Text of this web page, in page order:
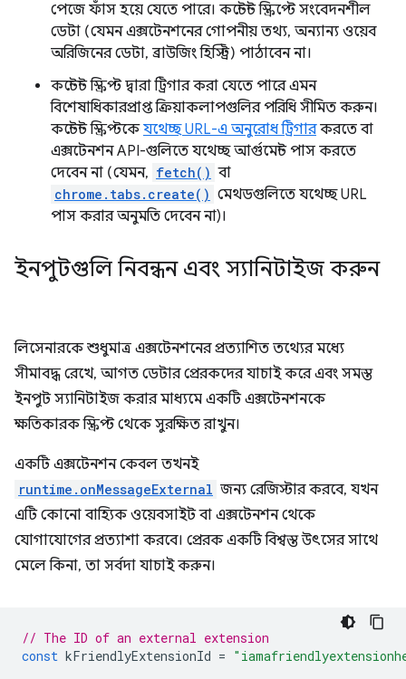
পেজে ফাঁস হয়ে যেতে পারে। কন্টেন্ট স্ক্রিপ্টে সংবেদনশীল
ডেটা (যেমন এক্সটেনশনের গোপনীয় তথ্য, অন্যান্য ওয়েব
অরিজিনের ডেটা, ব্রাউজিং হিস্ট্রি) পাঠাবেন না।
কন্টেন্ট স্ক্রিপ্ট দ্বারা ট্রিগার করা যেতে পারে এমন
বিশেষাধিকারপ্রাপ্ত ক্রিয়াকলাপগুলির পরিধি সীমিত করুন।
কন্টেন্ট স্ক্রিপ্টকেযথেচ্ছ URL-এ অনুরোধ ট্রিগারকরতে বা
এক্সটেনশন API-গুলিতে যথেচ্ছ আর্গুমেন্ট পাস করতে
দেবেন না (যেমন, fetch() বা
chrome.tabs.create() মেথডগুলিতে যথেচ্ছ URL
পাস করার অনুমতি দেবেন না)।
ইনপুটগুলি নিবন্ধন এবং স্যানিটাইজ করুন
লিসেনারকে শুধুমাত্র এক্সটেনশনের প্রত্যাশিত তথ্যের মধ্যে
সীমাবদ্ধ রেখে, আগত ডেটার প্রেরকদের যাচাই করে এবং সমস্ত
ইনপুট স্যানিটাইজ করার মাধ্যমে একটি এক্সটেনশনকে
ক্ষতিকারক স্ক্রিপ্ট থেকে সুরক্ষিত রাখুন।
একটি এক্সটেনশন কেবল তখনই
runtime.onMessageExternal জন্য রেজিস্টার করবে, যখন
এটি কোনো বাহ্যিক ওয়েবসাইট বা এক্সটেনশন থেকে
যোগাযোগের প্রত্যাশা করবে। প্রেরক একটি বিশ্বস্ত উৎসের সাথে
মেলে কিনা, তা সর্বদা যাচাই করুন।
// The ID of an external extension
const kFriendlyExtensionId =